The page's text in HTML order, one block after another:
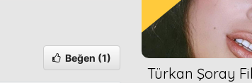
Beğen (1)
Türkan Şoray